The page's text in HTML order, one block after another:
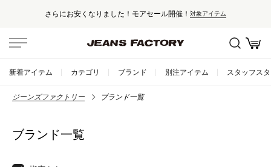
さらにお安くなりました！モアセール開催！ 対象アイテム
新着アイテム カテゴリ ブランド 別注アイテム スタッフス
ジーンズファクトリー ブランド一覧
ブランド一覧